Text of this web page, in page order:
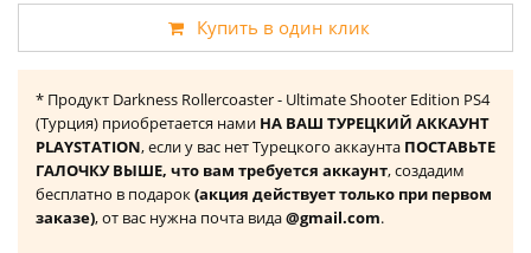
Купить в один клик
* Продукт Darkness Rollercoaster - Ultimate Shooter Edition PS4
(Турция) приобретается нами НА ВАШ ТУРЕЦКИЙ АККАУНТ
PLAYSTATION, если у вас нет Турецкого аккаунта ПОСТАВЬТЕ
ГАЛОЧКУ ВЫШЕ, что вам требуется аккаунт, создадим
бесплатно в подарок(акция действует только при первом
заказе), от вас нужна почта вида@gmail.com.